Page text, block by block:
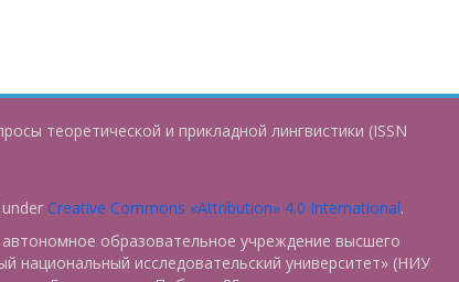
теоретической и прикладной лингвистики (ISSN
Creative Commons «Attribution» 4.0 International.
образовательное учреждение высшего
национальный исследовательский университет» (НИУ